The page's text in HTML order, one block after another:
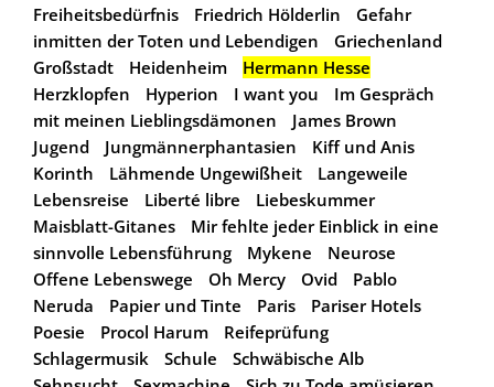
Freiheitsbedürfnis
Friedrich Hölderlin
Gefahr
inmitten der Toten und Lebendigen
Griechenland
Großstadt
Heidenheim
Hermann Hesse
Herzklopfen
Hyperion I want you
Im Gespräch
mit meinen Lieblingsdämonen
James Brown
Jugend
Jungmännerphantasien
Kiff und Anis
Korinth
Lähmende Ungewißheit
Langeweile
Lebensreise
Liberté libre
Liebeskummer
Maisblatt-Gitanes
Mir fehlte jeder Einblick in eine
sinnvolle Lebensführung
Mykene
Neurose
Offene Lebenswege
Oh Mercy Ovid
Pablo
Neruda
Papier und Tinte Paris
Pariser Hotels
Poesie
Procol Harum
Reifeprüfung
Schlagermusik
Schule
Schwäbische Alb